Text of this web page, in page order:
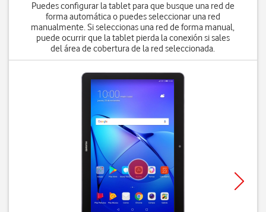
Puedes configurar la tablet para que busque una red de
forma automática o puedes seleccionar una red
manualmente. Si seleccionas una red de forma manual,
puede ocurrir que la tablet pierda la conexión si sales
del área de cobertura de la red seleccionada.